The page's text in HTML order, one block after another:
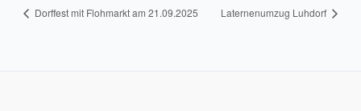
Dorffest mit Flohmarkt am 21.09.2025 Laternenumzug Luhdorf